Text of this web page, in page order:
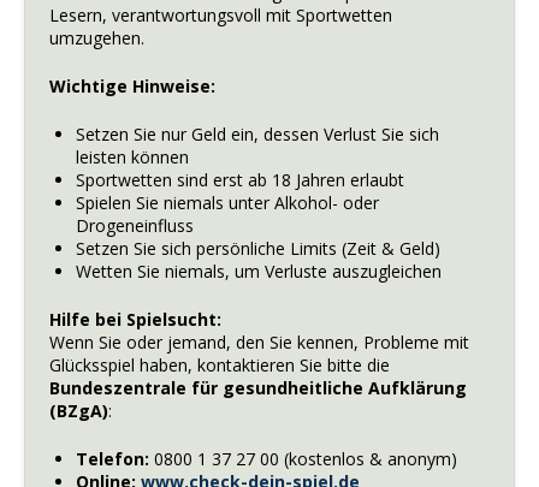
Lesern, verantwortungsvoll mit Sportwetten
umzugehen.
Wichtige Hinweise:
Setzen Sie nur Geld ein, dessen Verlust Sie sich
leisten können
Sportwetten sind erst ab 18 Jahren erlaubt
Spielen Sie niemals unter Alkohol- oder
Drogeneinfluss
Setzen Sie sich persönliche Limits (Zeit & Geld)
Wetten Sie niemals, um Verluste auszugleichen
Hilfe bei Spielsucht:
Wenn Sie oder jemand, den Sie kennen, Probleme mit
Glücksspiel haben, kontaktieren Sie bitte die
Bundeszentrale für gesundheitliche Aufklärung
(BZgA):
Telefon: 0800 1 37 27 00 (kostenlos & anonym)
Online: www.check-dein-spiel.de